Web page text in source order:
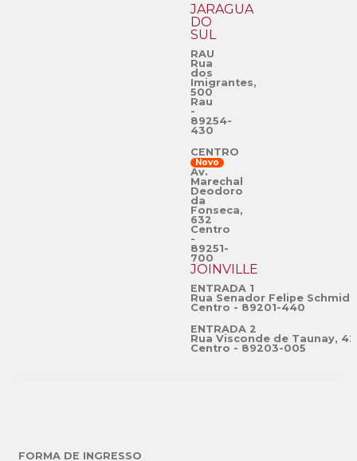
JARAGUÁ
DO
SUL
RAU
Rua
dos
Imigrantes,
500
Rau
-
89254-
430
CENTRO
Novo
Av.
Marechal
Deodoro
da
Fonseca,
632
Centro
-
89251-
700
JOINVILLE
ENTRADA 1
Rua Senador Felipe
Centro - 89201-440
ENTRADA 2
Rua Visconde de Taunay,
Centro - 89203-005
FORMA DE INGRESSO